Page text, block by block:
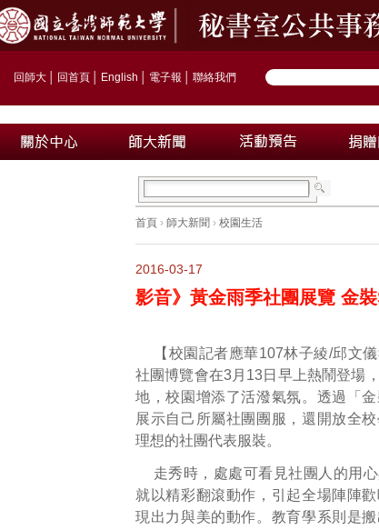
回師大 回首頁 English 電子報 聯絡我們
首頁 › 師大新聞 › 校園生活
2016-03-17
影音》黃金雨季社團展覽 金
【校園記者應華107林子綾/邱文
社團博覽會在3月13日早上熱鬧登場
地，校園增添了活潑氣氛。透過「
展示自己所屬社團團服，還開放全
理想的社團代表服裝。
走秀時，處處可看見社團人的用
就以精彩翻滾動作，引起全場陣陣
現出力與美的動作。教育學系則是